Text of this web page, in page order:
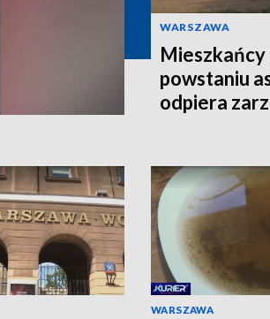
WARSZAWA
powstaniu
odpiera
WARSZAWA